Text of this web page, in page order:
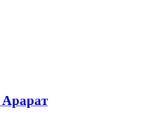
Арарат